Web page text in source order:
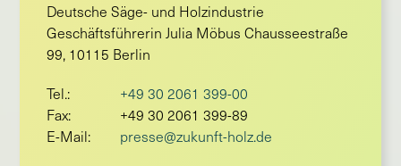
Deutsche Säge- und Holzindustrie
Geschäftsführerin Julia Möbus Chausseestraße
99, 10115 Berlin
Tel.:
+49 30 2061 399-00
Fax:
+49 30 2061 399-89
E-Mail:
presse@zukunft-holz.de